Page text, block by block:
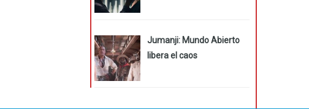
Jumanji: Mundo Abierto
libera el caos